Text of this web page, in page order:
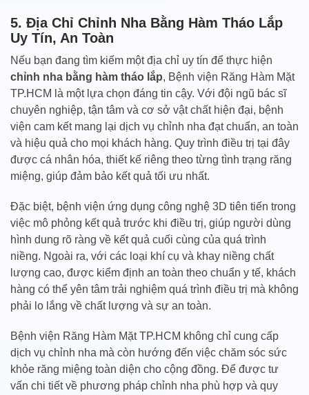
5. Địa Chỉ Chỉnh Nha Bằng Hàm Tháo Lắp
Uy Tín, An Toàn
Nếu bạn đang tìm kiếm một địa chỉ uy tín để thực hiện
chỉnh nha bằng hàm tháo lắp, Bệnh viện Răng Hàm Mặt
TP.HCM là một lựa chọn đáng tin cậy. Với đội ngũ bác sĩ
chuyên nghiệp, tận tâm và cơ sở vật chất hiện đại, bệnh
viện cam kết mang lại dịch vụ chỉnh nha đạt chuẩn, an toàn
và hiệu quả cho mọi khách hàng. Quy trình điều trị tại đây
được cá nhân hóa, thiết kế riêng theo từng tình trạng răng
miệng, giúp đảm bảo kết quả tối ưu nhất.
Đặc biệt, bệnh viện ứng dụng công nghệ 3D tiên tiến trong
việc mô phỏng kết quả trước khi điều trị, giúp người dùng
hình dung rõ ràng về kết quả cuối cùng của quá trình
niềng. Ngoài ra, với các loại khí cụ và khay niềng chất
lượng cao, được kiểm định an toàn theo chuẩn y tế, khách
hàng có thể yên tâm trải nghiệm quá trình điều trị mà không
phải lo lắng về chất lượng và sự an toàn.
Bệnh viện Răng Hàm Mặt TP.HCM không chỉ cung cấp
dịch vụ chỉnh nha mà còn hướng đến việc chăm sóc sức
khỏe răng miệng toàn diện cho cộng đồng. Để được tư
vấn chi tiết về phương pháp chỉnh nha phù hợp và quy